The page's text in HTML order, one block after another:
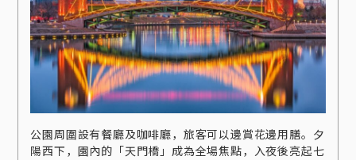
公園周圍設有餐廳及咖啡廳，旅客可以邊賞花邊用膳。夕
陽西下，園內的「天門橋」成為全場焦點，入夜後亮起七